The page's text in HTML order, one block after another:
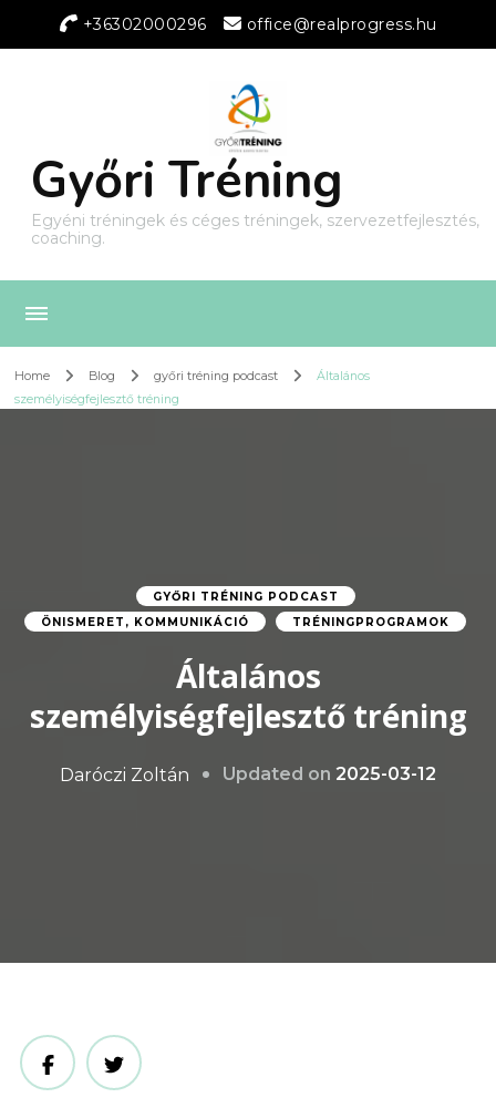
+36302000296 office@realprogress.hu
Győri Tréning
Egyéni tréningek és céges tréningek, szervezetfejlesztés,
coaching.
Home Blog győri tréning podcast
Általános
személyiségfejlesztő tréning
GYŐRI TRÉNING PODCAST
ÖNISMERET, KOMMUNIKÁCIÓ
TRÉNINGPROGRAMOK
Általános
személyiségfejlesztő tréning
Daróczi Zoltán Updated on 2025-03-12